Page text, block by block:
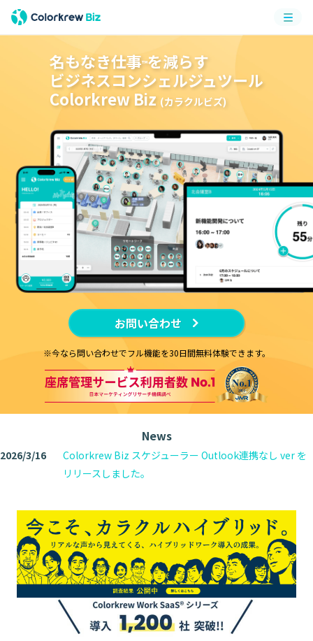
メニ
ュー
名もなき仕事™を減らす
ビジネスコンシェルジュツール
Colorkrew Biz (カラクルビズ)
お問い合わせ
※今なら問い合わせでフル機能を30日間無料体験できます。
News
2026/3/16
Colorkrew Biz スケジューラー Outlook連携なし ver を
リリースしました。